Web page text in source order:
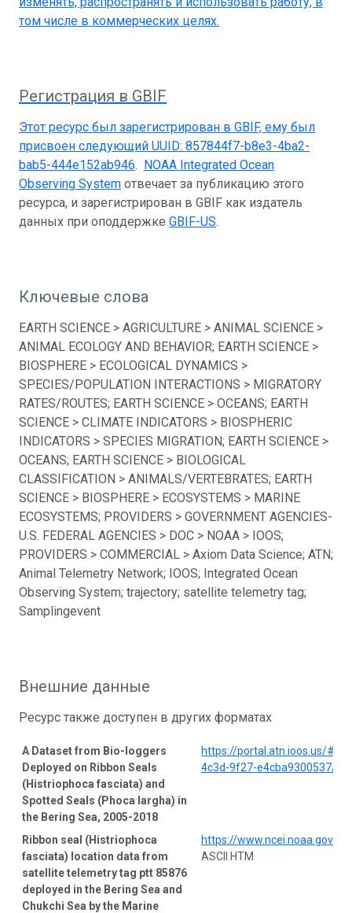
том числе в коммерческих целях.
Регистрация в GBIF
Этот ресурс был зарегистрирован в GBIF, ему был
присвоен следующий UUID: 857844f7-b8e3-4ba2-
bab5-444e152ab946. NOAA Integrated Ocean
Observing System отвечает за публикацию этого
ресурса, и зарегистрирован в GBIF как издатель
данных при оподдержке GBIF-US.
Ключевые слова
EARTH SCIENCE > AGRICULTURE > ANIMAL SCIENCE >
ANIMAL ECOLOGY AND BEHAVIOR; EARTH SCIENCE >
BIOSPHERE > ECOLOGICAL DYNAMICS >
SPECIES/POPULATION INTERACTIONS > MIGRATORY
RATES/ROUTES; EARTH SCIENCE > OCEANS; EARTH
SCIENCE > CLIMATE INDICATORS > BIOSPHERIC
INDICATORS > SPECIES MIGRATION; EARTH SCIENCE >
OCEANS; EARTH SCIENCE > BIOLOGICAL
CLASSIFICATION > ANIMALS/VERTEBRATES; EARTH
SCIENCE > BIOSPHERE > ECOSYSTEMS > MARINE
ECOSYSTEMS; PROVIDERS > GOVERNMENT AGENCIES-
U.S. FEDERAL AGENCIES > DOC > NOAA > IOOS;
PROVIDERS > COMMERCIAL > Axiom Data Science; ATN;
Animal Telemetry Network; IOOS; Integrated Ocean
Observing System; trajectory; satellite telemetry tag;
Samplingevent
Внешние данные
Ресурс также доступен в других форматах
A Dataset from Bio-loggers
Deployed on Ribbon Seals
(Histriophoca fasciata) and
Spotted Seals (Phoca largha) in
the Bering Sea, 2005-2018
https://portal.atn.ioos.us/
4c3d-9f27-e4cba9300537/
Ribbon seal (Histriophoca
fasciata) location data from
satellite telemetry tag ptt 85876
deployed in the Bering Sea and
Chukchi Sea by the Marine
https://www.ncei.noaa.gov/
ASCII HTM